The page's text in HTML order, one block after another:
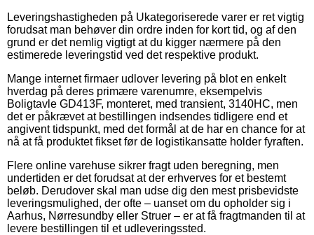
Leveringshastigheden på Ukategoriserede varer er ret vigtig
forudsat man behøver din ordre inden for kort tid, og af den
grund er det nemlig vigtigt at du kigger nærmere på den
estimerede leveringstid ved det respektive produkt.
Mange internet firmaer udlover levering på blot en enkelt
hverdag på deres primære varenumre, eksempelvis
Boligtavle GD413F, monteret, med transient, 3140HC, men
det er påkrævet at bestillingen indsendes tidligere end et
angivent tidspunkt, med det formål at de har en chance for at
nå at få produktet fikset før de logistikansatte holder fyraften.
Flere online varehuse sikrer fragt uden beregning, men
undertiden er det forudsat at der erhverves for et bestemt
beløb. Derudover skal man udse dig den mest prisbevidste
leveringsmulighed, der ofte – uanset om du opholder sig i
Aarhus, Nørresundby eller Struer – er at få fragtmanden til at
levere bestillingen til et udleveringssted.